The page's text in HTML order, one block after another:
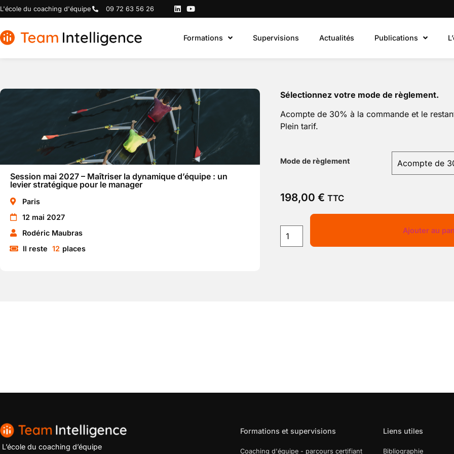
L'école du coaching d'équipe 09 72 63 56 26
Formations Supervisions Actualités Publications
Session mai 2027 – Maîtriser la dynamique d’équipe : un
levier stratégique pour le manager
Paris
12 mai 2027
Rodéric Maubras
Il reste 12 places
Sélectionnez votre mode de règlement.
Acompte de 30% à la commande et le
Plein tarif.
Mode de règlement
198,00 € TTC
Ajouter au
L’école du coaching d’équipe
Formations et supervisions
Coaching d'équipe - parcours certifiant
Liens utiles
Bibliographie